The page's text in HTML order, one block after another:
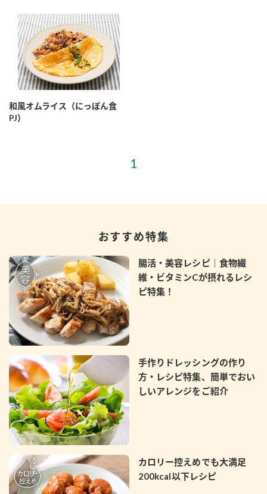
和風オムライス（にっぽん食
PJ）
おすすめ特集
腸活・美容レシピ｜食物繊
維・ビタミンCが摂れるレシ
ピ特集！
手作りドレッシングの作り
方・レシピ特集、簡単でおい
しいアレンジをご紹介
カロリー控えめでも大満足
200kcal以下レシピ